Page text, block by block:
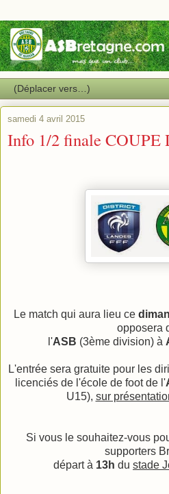
samedi 4 avril 2015
Info 1/2 finale
Le match qui aura lieu ce
opposera
l'ASB (3ème division) à
L'entrée sera gratuite pour les
licenciés de l'école de foot de l'
U15), sur
Si vous le souhaitez-vous
supporters
départ à 13h du stade